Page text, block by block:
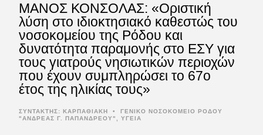
ΜΑΝΟΣ ΚΟΝΣΟΛΑΣ: «Οριστική
λύση στο ιδιοκτησιακό καθεστώς του
νοσοκομείου της Ρόδου και
δυνατότητα παραμονής στο ΕΣΥ για
τους γιατρούς νησιωτικών περιοχών
που έχουν συμπληρώσει το 67ο
έτος της ηλικίας τους»
ΣΥΝΤΆΚΤΗΣ: ΚΑΡΠΑΘΙΑΚΗ •
ΓΕΝΙΚΟ ΝΟΣΟΚΟΜΕΙΟ ΡΟΔΟΥ
"ΑΝΔΡΕΑΣ Γ. ΠΑΠΑΝΔΡΕΟΥ", ΥΓΕΙΑ